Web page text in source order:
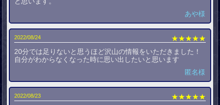
あや様
2022/08/24
★★★★★
20分では足りないと思うほど沢山の情報をいただきました！
自分がわからなくなった時に思い出したいと思います
匿名様
2022/08/23
★★★★★